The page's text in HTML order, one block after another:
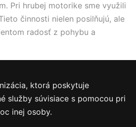
Pri hrubej motorike sme využili
činnosti nielen posilňujú, ale
radosť z pohybu a
ktorá poskytuje
služby súvisiace s pomocou pri
inej osoby.